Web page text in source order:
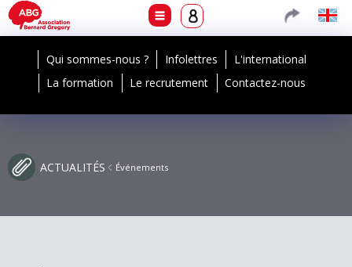
Qui sommes-nous ? Infolettres
L'international
La formation
Le recrutement Contactez-nous
ACTUALITÉS Événements